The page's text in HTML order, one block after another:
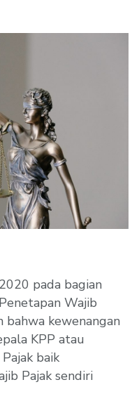
pada bagian
Wajib
bahwa kewenangan
KPP atau
baik
Pajak sendiri